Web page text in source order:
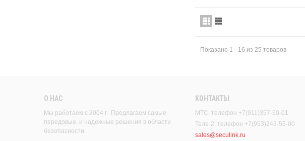
Показано 1 - 16 из 25 товаров
О НАС
Мы работаем с 2004 г. Предлагаем самые
передовые, и надежные решения в области
безопасности.
КОНТАКТЫ
МТС: телефон +7(911)357-50-01
Теле-2: телефон +7(953)243-55-00
sales@seculink.ru